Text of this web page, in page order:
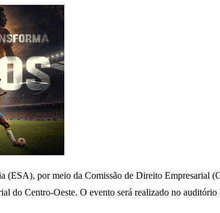
(ESA), por meio da Comissão de Direito Empresarial
do Centro-Oeste. O evento será realizado no